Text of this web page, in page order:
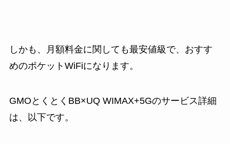
しかも、月額料金に関しても最安値級で、おすす
めのポケットWiFiになります。
GMOとくとくBB×UQ WIMAX+5Gのサービス詳細
は、以下です。